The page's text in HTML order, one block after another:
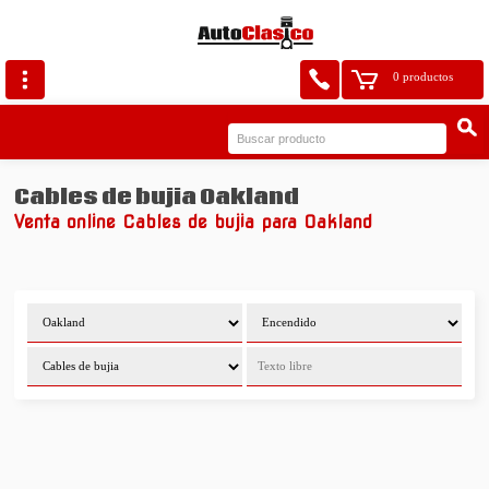
0 productos
Cables de bujia Oakland
Venta online Cables de bujia para Oakland